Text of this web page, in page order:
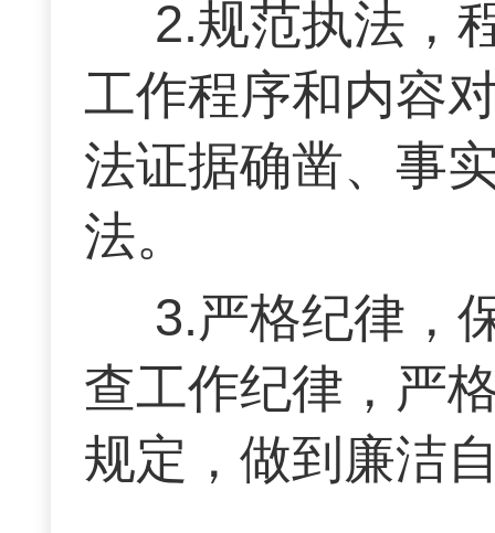
2.规范执法，
工作程序和内容
法证据确凿、事
法。
3.严格纪律，
查工作纪律，严
规定，做到廉洁